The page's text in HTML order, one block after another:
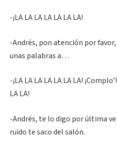
-¡LA LA LA LA LA LA LA!
-Andrés, pon atención por
unas palabras a…
-¡LA LA LA LA LA LA LA!
LA LA!
-Andrés, te lo digo por última
ruido te saco del salón.